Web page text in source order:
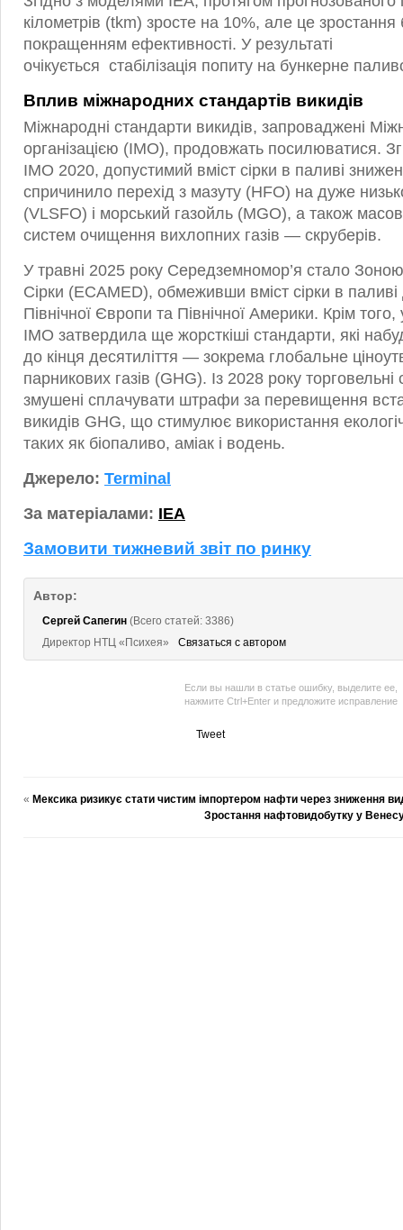
кілометрів (tkm) зросте на 10%, але це
покращенням ефективності. У результаті
очікується стабілізація попиту на бункерне
Вплив міжнародних стандартів викидів
Міжнародні стандарти викидів, запроваджені
організацією (IMO), продовжать посилюватися.
IMO 2020, допустимий вміст сірки в паливі
спричинило перехід з мазуту (HFO) на дуже
(VLSFO) і морський газойль (MGO), а також
систем очищення вихлопних газів — скруберів.
У травні 2025 року Середземномор’я стало
Сірки (ECAMED), обмеживши вміст сірки в
Північної Європи та Північної Америки. Крім того,
IMO затвердила ще жорсткіші стандарти, які
до кінця десятиліття — зокрема глобальне
парникових газів (GHG). Із 2028 року торговельні
змушені сплачувати штрафи за перевищення
викидів GHG, що стимулює використання
таких як біопаливо, аміак і водень.
Джерело: Terminal
За матеріалами: IEA
Замовити тижневий звіт по ринку
Автор:
Сергей Сапегин (Всего статей: 3386)
Директор НТЦ «Психея»
Связаться с автором
Если вы нашли в статье ошибку, выделите ее,
нажмите Ctrl+Enter и предложите исправление
Tweet
« Мексика ризикує стати чистим імпортером нафти через зниження
Зростання нафтовидобутку у